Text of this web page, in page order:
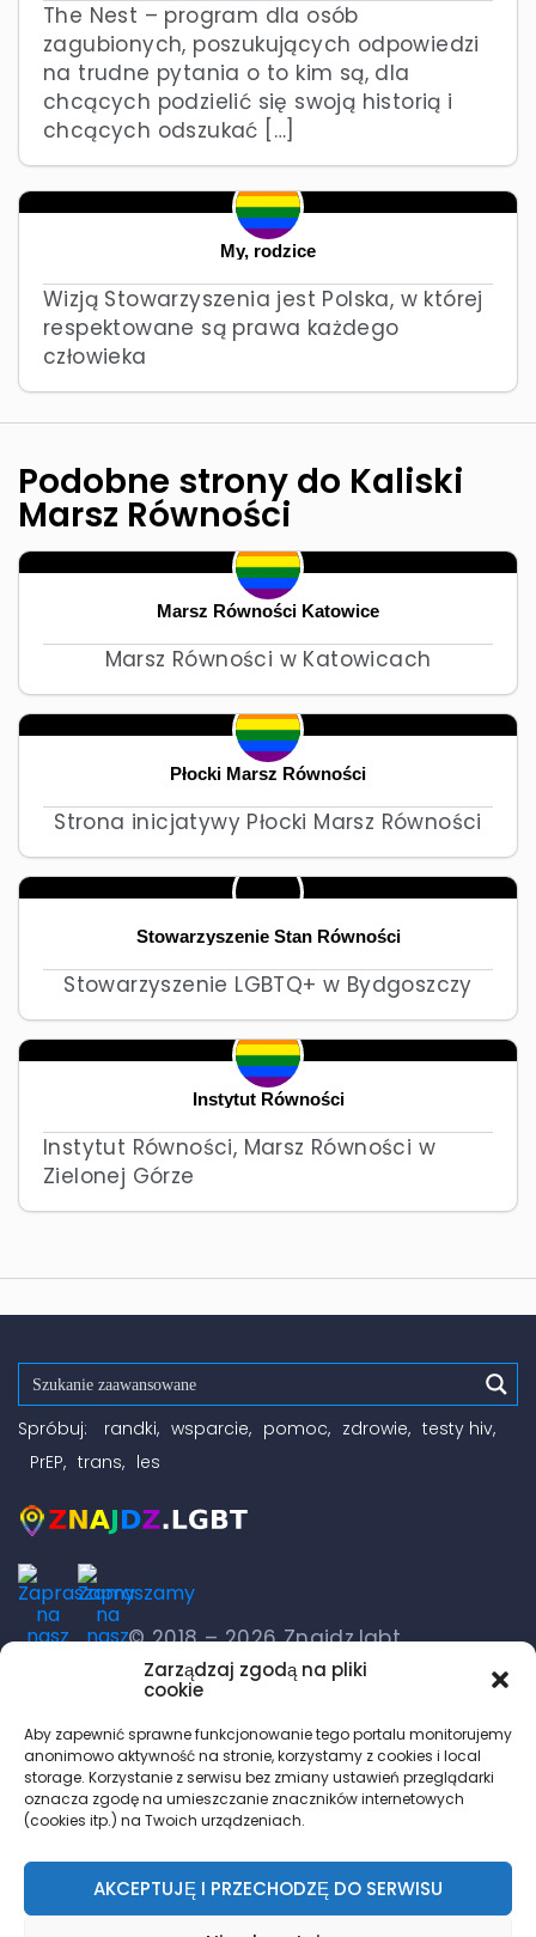
Zarządzaj zgodą na pliki
cookie
Aby zapewnić sprawne funkcjonowanie tego portalu monitorujemy
anonimowo aktywność na stronie, korzystamy z cookies i local
storage. Korzystanie z serwisu bez zmiany ustawień przeglądarki
oznacza zgodę na umieszczanie znaczników internetowych
(cookies itp.) na Twoich urządzeniach.
AKCEPTUJĘ I PRZECHODZĘ DO SERWISU
The Nest – program dla osób
zagubionych, poszukujących odpowiedzi
na trudne pytania o to kim są, dla
chcących podzielić się swoją historią i
chcących odszukać […]
My, rodzice
Wizją Stowarzyszenia jest Polska, w której
respektowane są prawa każdego
człowieka
Podobne strony do Kaliski
Marsz Równości
Marsz Równości Katowice
Marsz Równości w Katowicach
Płocki Marsz Równości
Strona inicjatywy Płocki Marsz Równości
Stowarzyszenie Stan Równości
Stowarzyszenie LGBTQ+ w Bydgoszczy
Instytut Równości
Instytut Równości, Marsz Równości w
Zielonej Górze
Spróbuj: randki wsparcie pomoc zdrowie
testy hiv
PrEP
trans les
© 2018 – 2026 Znajdz.lgbt
Zasady korzystania
DO GÓRY